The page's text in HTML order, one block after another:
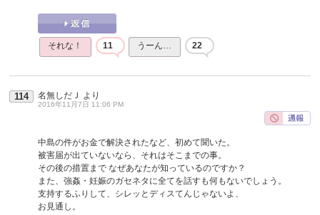
それな！ 11 うーん… 22
114 名無しだＪ より
2016年11月7日 11:06 PM
中島の件がお金で解決されたなど、初めて聞いた。
被害届が出ていないなら、それはそこまでの事。
その後の措置まで なぜあなたが知っているのですか？
また、強姦・妊娠のガセネタに全てを話すも何もないでしょう。
支持するふりして、シレッとディスてんじゃないよ、
お見通し。